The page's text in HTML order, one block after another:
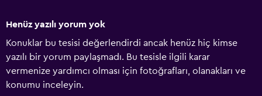
Henüz yazılı yorum yok
Konuklar bu tesisi değerlendirdi ancak henüz hiç kimse
yazılı bir yorum paylaşmadı. Bu tesisle ilgili karar
vermenize yardımcı olması için fotoğrafları, olanakları ve
konumu inceleyin.